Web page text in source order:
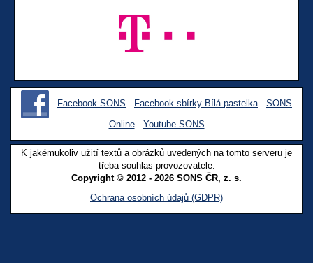
Facebook SONS Facebook sbírky Bílá pastelka
SONS
Online
Youtube SONS
K jakémukoliv užití textů a obrázků uvedených na tomto serveru je
třeba souhlas provozovatele.
Copyright © 2012 - 2026 SONS ČR, z. s.
Ochrana osobních údajů (GDPR)